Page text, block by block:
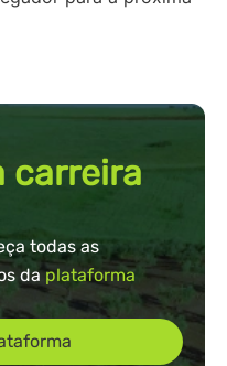
carreira
todas as
daplataforma